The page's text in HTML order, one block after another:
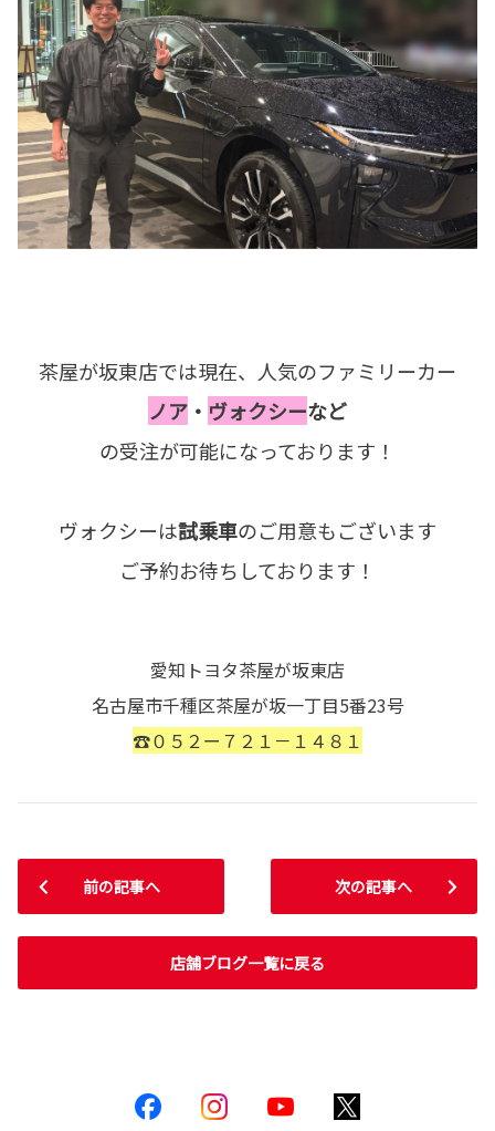
茶屋が坂東店では現在、人気のファミリーカー
ノア ・ ヴォクシーなど
の受注が可能になっております！
ヴォクシーは試乗車のご用意もございます
ご予約お待ちしております！
愛知トヨタ茶屋が坂東店
名古屋市千種区茶屋が坂一丁目5番23号
☎０５２ー７２１－１４８１
前の記事へ
店舗ブログ一覧に戻る
次の記事へ